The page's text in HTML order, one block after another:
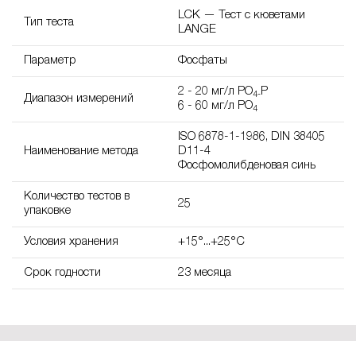
Тип теста
LCK — Тест с кюветами
LANGE
Параметр Фосфаты
Диапазон измерений
2 - 20 мг/л PO4-P
6 - 60 мг/л PO4
Наименование метода
ISO 6878-1-1986, DIN 38405
D11-4
Фосфомолибденовая синь
Количество тестов в
упаковке
25
Условия хранения +15°...+25°C
Срок годности 23 месяца